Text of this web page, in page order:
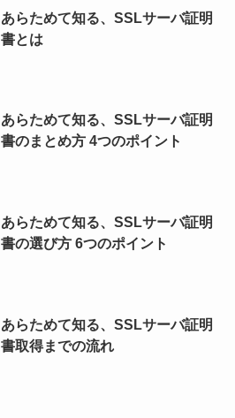
あらためて知る、SSLサーバ証明
書とは
あらためて知る、SSLサーバ証明
書のまとめ方 4つのポイント
あらためて知る、SSLサーバ証明
書の選び方 6つのポイント
あらためて知る、SSLサーバ証明
書取得までの流れ